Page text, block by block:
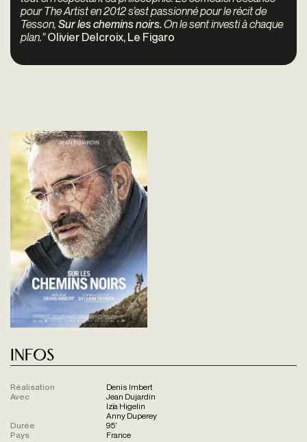
pour The Artist en 2012 s’est passionné pour le récit de
Tesson, Sur les chemins noirs. On le sent investi à chaque
plan."Olivier Delcroix, Le Figaro
Infos
Réalisation
Denis Imbert
Avec
Jean Dujardin
Izïa Higelin
Anny Duperey
Durée
95'
Pays
France